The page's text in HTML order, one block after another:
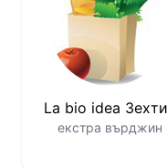
La bio idea
екстра върджин